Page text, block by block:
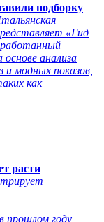
подборку
«Гид
анализа
и модных показов,
как
расти
прошлом году